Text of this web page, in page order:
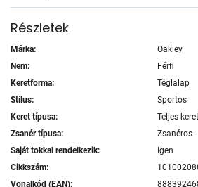
Részletek
Márka:
Oakley
Nem:
Férfi
Keretforma:
Téglalap
Stílus:
Sportos
Keret típusa:
Teljes
Zsanér típusa:
Zsanéros
Saját tokkal rendelkezik:
Igen
Cikkszám:
Vonalkód (EAN):